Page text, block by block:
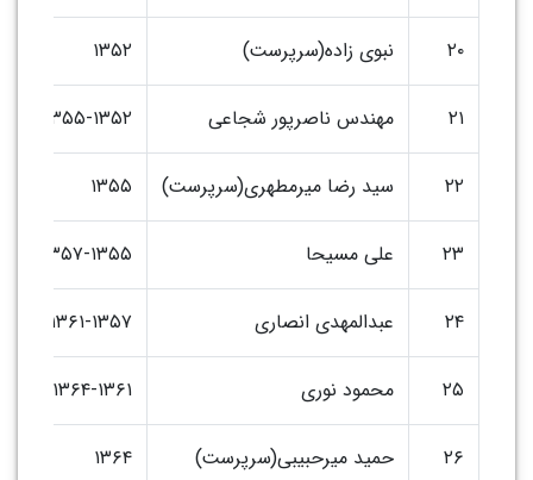
۲۰ نبوی زاده(سرپرست) ۱۳۵۲
۲۱ مهندس ناصرپور شجاعی ۱۳۵۵-۱۳۵۲
۲۲ سید رضا میرمطهری(سرپرست) ۱۳۵۵
۲۳ علی مسیحا ۱۳۵۷-۱۳۵۵
۲۴ عبدالمهدی انصاری ۱۳۶۱-۱۳۵۷
۲۵ محمود نوری ۱۳۶۴-۱۳۶۱
۲۶ حمید میرحبیبی(سرپرست) ۱۳۶۴